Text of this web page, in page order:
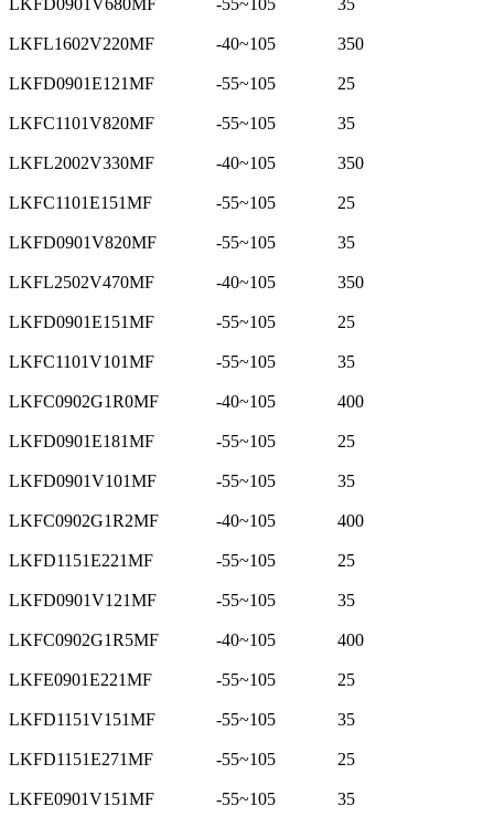
LKFD0901V680MF -55~105 35
LKFL1602V220MF -40~105 350
LKFD0901E121MF -55~105 25
LKFC1101V820MF -55~105 35
LKFL2002V330MF -40~105 350
LKFC1101E151MF -55~105 25
LKFD0901V820MF -55~105 35
LKFL2502V470MF -40~105 350
LKFD0901E151MF -55~105 25
LKFC1101V101MF -55~105 35
LKFC0902G1R0MF -40~105 400
LKFD0901E181MF -55~105 25
LKFD0901V101MF -55~105 35
LKFC0902G1R2MF -40~105 400
LKFD1151E221MF -55~105 25
LKFD0901V121MF -55~105 35
LKFC0902G1R5MF -40~105 400
LKFE0901E221MF -55~105 25
LKFD1151V151MF -55~105 35
LKFD1151E271MF -55~105 25
LKFE0901V151MF -55~105 35